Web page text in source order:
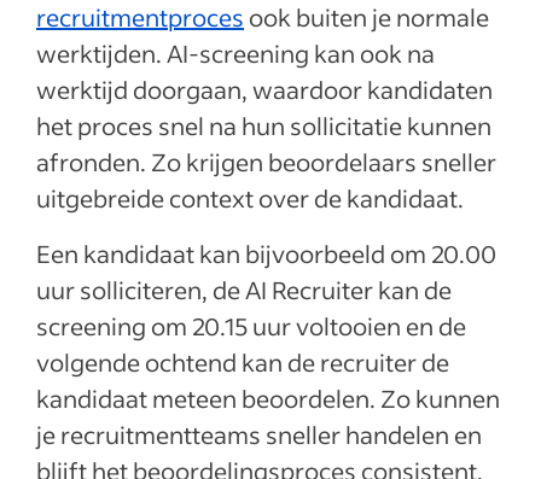
recruitmentproces ook buiten je normale
werktijden. AI-screening kan ook na
werktijd doorgaan, waardoor kandidaten
het proces snel na hun sollicitatie kunnen
afronden. Zo krijgen beoordelaars sneller
uitgebreide context over de kandidaat.
Een kandidaat kan bijvoorbeeld om 20.00
uur solliciteren, de AI Recruiter kan de
screening om 20.15 uur voltooien en de
volgende ochtend kan de recruiter de
kandidaat meteen beoordelen. Zo kunnen
je recruitmentteams sneller handelen en
blijft het beoordelingsproces consistent.